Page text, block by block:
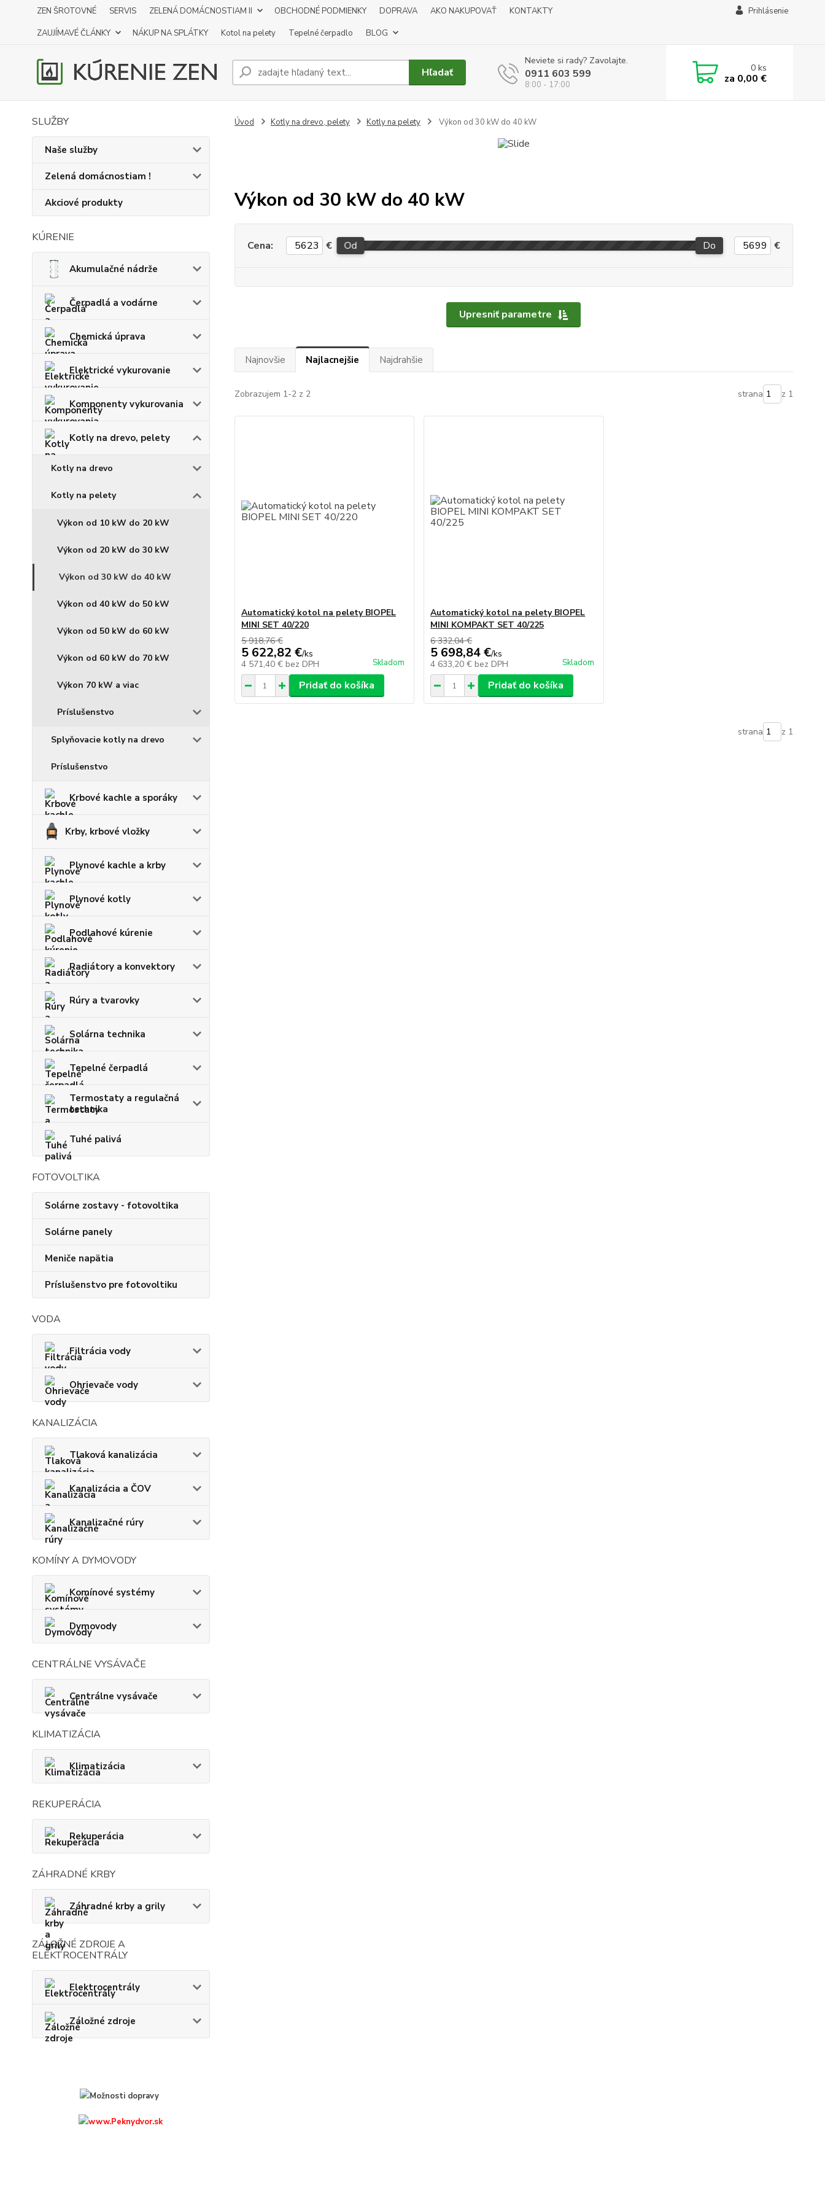
ZEN ŠROTOVNÉ SERVIS ZELENÁ DOMÁCNOSTIAM II OBCHODNÉ PODMIENKY DOPRAVA AKO NAKUPOVAŤ
KONTAKTY
ZAUJÍMAVÉ ČLÁNKY
NÁKUP NA SPLÁTKY Kotol na pelety Tepelné čerpadlo BLOG
Prihlásenie
Hľadať
Neviete si rady? Zavolajte.
0911 603 599
8:00 - 17:00
0ks
za 0,00 €
SLUŽBY
Naše služby
Zelená domácnostiam !
Akciové produkty
KÚRENIE
Akumulačné nádrže
Čerpadlá a vodárne
Chemická úprava
Elektrické vykurovanie
Komponenty vykurovania
Kotly na drevo, pelety
Kotly na drevo
Kotly na pelety
Výkon od 10 kW do 20 kW
Výkon od 20 kW do 30 kW
Výkon od 30 kW do 40 kW
Výkon od 40 kW do 50 kW
Výkon od 50 kW do 60 kW
Výkon od 60 kW do 70 kW
Výkon 70 kW a viac
Príslušenstvo
Splyňovacie kotly na drevo
Príslušenstvo
Krbové kachle a sporáky
Krby, krbové vložky
Plynové kachle a krby
Plynové kotly
Podlahové kúrenie
Radiátory a konvektory
Rúry a tvarovky
Solárna technika
Tepelné čerpadlá
Termostaty a regulačná
technika
Tuhé palivá
FOTOVOLTIKA
Solárne zostavy - fotovoltika
Solárne panely
Meniče napätia
Príslušenstvo pre fotovoltiku
VODA
Filtrácia vody
Ohrievače vody
KANALIZÁCIA
Tlaková kanalizácia
Kanalizácia a ČOV
Kanalizačné rúry
KOMÍNY A DYMOVODY
Komínové systémy
Dymovody
CENTRÁLNE VYSÁVAČE
Centrálne vysávače
KLIMATIZÁCIA
Klimatizácia
REKUPERÁCIA
Rekuperácia
ZÁHRADNÉ KRBY
Záhradné krby a grily
ZÁLOŽNÉ ZDROJE A
ELEKTROCENTRÁLY
Elektrocentrály
Záložné zdroje
Úvod Kotly na drevo, pelety Kotly na pelety Výkon od 30 kW do 40 kW
Výkon od 30 kW do 40 kW
Upresniť parametre
Cena: € Od Do €
Najnovšie Najlacnejšie Najdrahšie
Zobrazujem 1-2 z 2 strana z 1
Automatický kotol na pelety BIOPEL
MINI SET 40/220
5 918,76 €
5 622,82 €/ks
4 571,40 € bez DPH Skladom
Pridať do košíka
Automatický kotol na pelety BIOPEL
MINI KOMPAKT SET 40/225
6 332,04 €
5 698,84 €/ks
4 633,20 € bez DPH Skladom
Pridať do košíka
strana z 1